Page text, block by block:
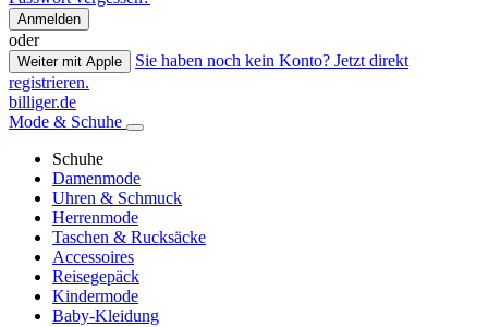
Anmelden
oder
Weiter mit Apple
Sie haben noch kein Konto? Jetzt direkt
registrieren.
billiger.de
Mode & Schuhe
Schuhe
Damenmode
Uhren & Schmuck
Herrenmode
Taschen & Rucksäcke
Accessoires
Reisegepäck
Kindermode
Baby-Kleidung